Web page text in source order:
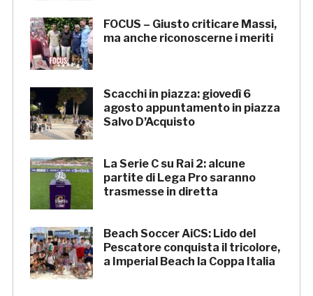
FOCUS – Giusto criticare Massi,
ma anche riconoscerne i meriti
Scacchi in piazza: giovedì 6
agosto appuntamento in piazza
Salvo D’Acquisto
La Serie C su Rai 2: alcune
partite di Lega Pro saranno
trasmesse in diretta
Beach Soccer AiCS: Lido del
Pescatore conquista il tricolore,
a Imperial Beach la Coppa Italia